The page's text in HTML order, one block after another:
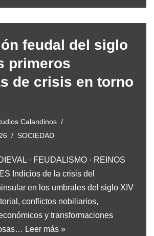
feudal del siglo
primeros
de crisis en torno
Calandinos
SOCIEDAD
· FEUDALISMO · REINOS
Indicios de la crisis del
en los umbrales del siglo XIV
conflictos nobiliarios,
y transformaciones
Leer más »